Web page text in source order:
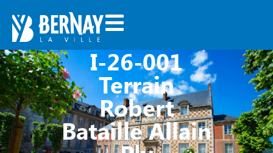
I-26-001
Terrain
Robert
Bataille Allain